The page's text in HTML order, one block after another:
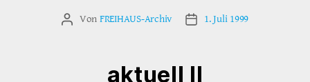
Beitragsautor
Von FREIHAUS-Archiv Veröffentlichungsdatum
1. Juli 1999
aktuell II